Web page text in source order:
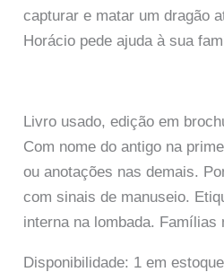
capturar e matar um dragão
Horácio pede ajuda à sua
Livro usado, edição em
Com nome do antigo na
ou anotações nas demais.
com sinais de manuseio.
interna na lombada. Famílias
Disponibilidade: 1 em estoque